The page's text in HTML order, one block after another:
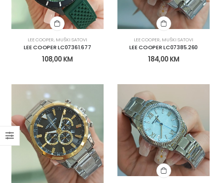
LEE COOPER, MUŠKI SATOVI
LEE COOPER LC07361.677
108,00 KM
LEE COOPER, MUŠKI SATOVI
LEE COOPER LC07385.260
184,00 KM